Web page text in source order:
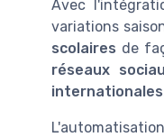
Avec
variations
scolaires de
réseaux
internationales